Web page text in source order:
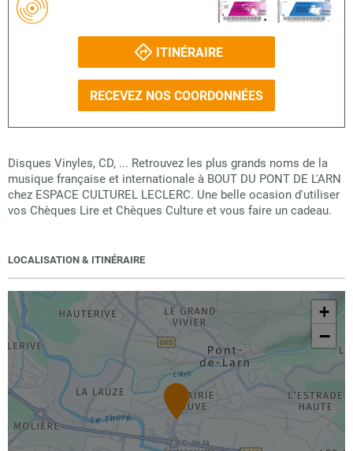
ITINÉRAIRE
RECEVEZ NOS COORDONNÉES
Disques Vinyles, CD, ... Retrouvez les plus grands noms de la
musique française et internationale à BOUT DU PONT DE L'ARN
chez ESPACE CULTUREL LECLERC. Une belle ocasion d'utiliser
vos Chèques Lire et Chèques Culture et vous faire un cadeau.
LOCALISATION & ITINÉRAIRE
+
−